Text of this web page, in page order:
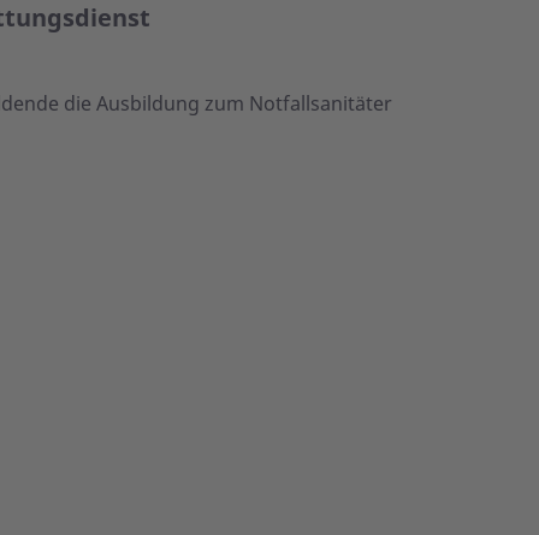
die Ausbildung zum Notfallsanitäter